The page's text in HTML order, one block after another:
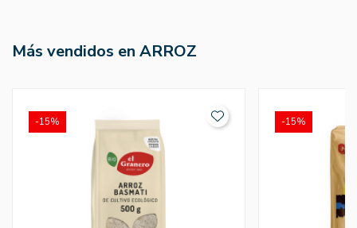
Más vendidos en ARROZ
-15% -15%